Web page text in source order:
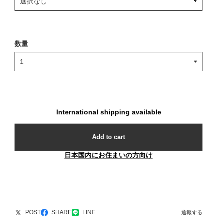
数量
International shipping available
Add to cart
日本国内にお住まいの方向け
POST SHARE LINE 通報する